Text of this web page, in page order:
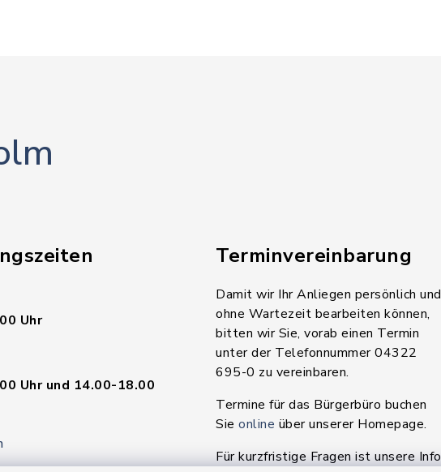
Uhr
Uhr und 14.00-18.00
Terminvereinbarung
Damit wir Ihr Anliegen persönlich und
ohne Wartezeit bearbeiten können,
bitten wir Sie, vorab einen Termin
unter der Telefonnummer 04322
695-0 zu vereinbaren.
Termine für das Bürgerbüro buchen
Sie online über unserer Homepage.
Für kurzfristige Fragen ist unsere Info